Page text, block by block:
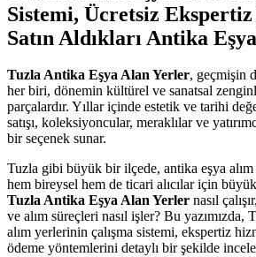
Sistemi, Ücretsiz
Satın Aldıkları Antika
Tuzla Antika Eşya Alan Yerler, geçmişin
her biri, dönemin kültürel ve sanatsal
parçalardır. Yıllar içinde estetik ve tarihi
satışı, koleksiyoncular, meraklılar ve
bir seçenek sunar.
Tuzla gibi büyük bir ilçede, antika eşya alım
hem bireysel hem de ticari alıcılar için
Tuzla Antika Eşya Alan Yerler nasıl
ve alım süreçleri nasıl işler? Bu yazımızda,
alım yerlerinin çalışma sistemi, ekspertiz
ödeme yöntemlerini detaylı bir şekilde